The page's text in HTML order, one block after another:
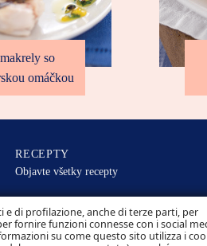
e di profilazione, anche di terze parti, per
fornire funzioni connesse con i social
su come questo sito utilizza i
so
omáčkou
RECEPTY
Objavte všetky recepty
ZODPOVEDNOSŤ